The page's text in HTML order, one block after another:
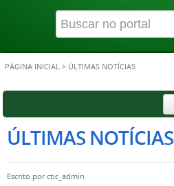
PÁGINA INICIAL > ÚLTIMAS NOTÍCIAS
ÚLTIMAS NOTÍCIAS
Escrito porctic_admin